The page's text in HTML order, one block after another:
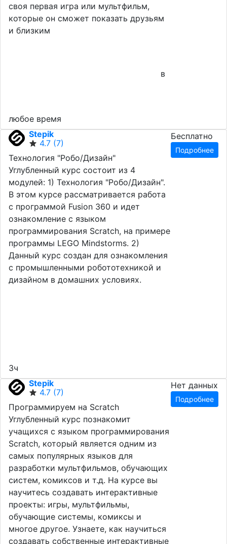
своя первая игра или мультфильм,
которые он сможет показать друзьям
и близким
в
любое время
Stepik
4.7 (7)
Технология "Робо/Дизайн"
Углубленный курс состоит из 4
модулей: 1) Технология "Робо/Дизайн".
В этом курсе рассматривается работа
с программой Fusion 360 и идет
ознакомление с языком
программирования Scratch, на примере
программы LEGO Mindstorms. 2)
Данный курс создан для ознакомления
с промышленными робототехникой и
дизайном в домашних условиях.
3ч
Бесплатно
Подробнее
Stepik
4.7 (7)
Программируем на Scratch
Углубленный курс познакомит
учащихся с языком программирования
Scratch, который является одним из
самых популярных языков для
разработки мультфильмов, обучающих
систем, комиксов и т.д. На курсе вы
научитесь создавать интерактивные
проекты: игры, мультфильмы,
обучающие системы, комиксы и
многое другое. Узнаете, как научиться
создавать собственные интерактивные
Нет данных
Подробнее